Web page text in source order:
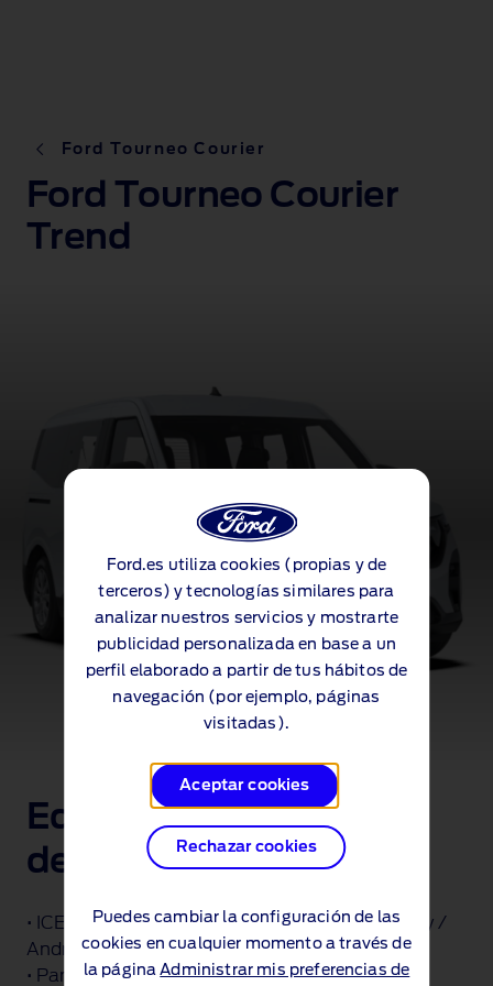
Ford Tourneo Courier
Ford Tourneo Courier
Trend
Equipamiento
destacado
• ICE Pack 2 : SYNC 4, Bluetooth, Apple Carplay /
Android Auto
• Pantalla táctil de 8"
Ford.es utiliza cookies (propias y de
terceros) y tecnologías similares para
analizar nuestros servicios y mostrarte
publicidad personalizada en base a un
perfil elaborado a partir de tus hábitos de
navegación (por ejemplo, páginas
visitadas).
Aceptar cookies
Rechazar cookies
Puedes cambiar la configuración de las
cookies en cualquier momento a través de
la páginaAdministrar mis preferencias de